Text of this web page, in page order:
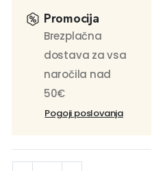
Promocija
Brezplačna
dostava za vsa
naročila nad
50€
Pogoji poslovanja